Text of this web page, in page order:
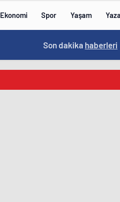
Ekonomi Spor Yaşam
15:59 /
Son dakika haberleri